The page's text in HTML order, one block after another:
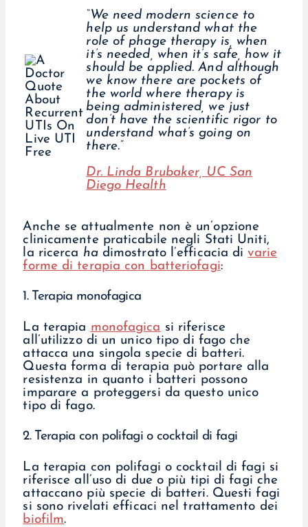
“We need modern science to
help us understand what the
role of phage therapy is, when
it’s needed, when it’s safe, how it
should be applied. And although
we know there are pockets of
the world where therapy is
being administered, we just
don’t have the scientific rigor to
understand what’s going on
there.”
Dr. Linda Brubaker, UC San
Diego Health
Anche se attualmente non è un’opzione
clinicamente praticabile negli Stati Uniti,
la ricerca hadimostrato l’efficacia divarie
forme di terapia con batteriofagi:
1. Terapia monofagica
La terapia monofagica si riferisce
all’utilizzo di un unico tipo di fago che
attacca una singola specie di batteri.
Questa forma di terapia può portare alla
resistenza in quanto i batteri possono
imparare a proteggersi da questo unico
tipo di fago.
2. Terapia con polifagi o cocktail di fagi
La terapia con polifagi o cocktail di fagi si
riferisce all’uso di due o più tipi di fagi che
attaccano più specie di batteri. Questi fagi
si sono rivelati efficaci nel trattamento dei
biofilm.